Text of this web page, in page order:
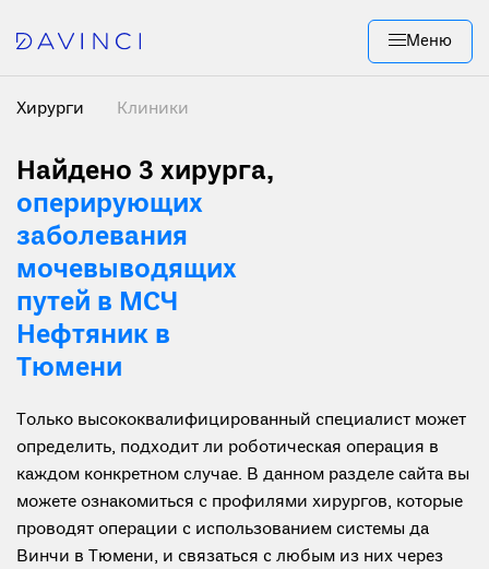
Меню
Хирурги Клиники
Найдено 3 хирурга,
оперирующих
заболевания
мочевыводящих
путей в МСЧ
Нефтяник в
Тюмени
Только высококвалифицированный специалист может
определить, подходит ли роботическая операция в
каждом конкретном случае. В данном разделе сайта вы
можете ознакомиться с профилями хирургов, которые
проводят операции с использованием системы да
Винчи в Тюмени, и связаться с любым из них через